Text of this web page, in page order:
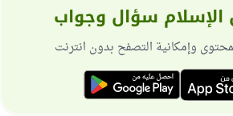
الإسلام سؤال وجواب
وإمكانية التصفح بدون انترنت